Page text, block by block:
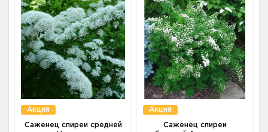
Акция
Саженец спиреи средней
Акция
Саженец спиреи